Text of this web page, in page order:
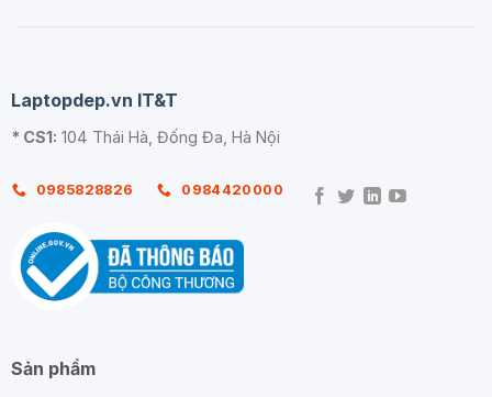
Laptopdep.vn IT&T
* CS1: 104 Thái Hà, Đống Đa, Hà Nội
0985828826 0984420000
Sản phẩm